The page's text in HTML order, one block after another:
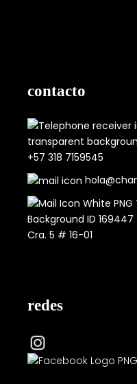
contacto
+57 318 7159545
Cra. 5 # 16-01
redes